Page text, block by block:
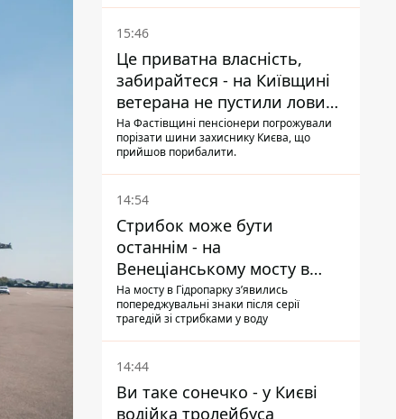
15:46
Це приватна власність,
забирайтеся - на Київщині
ветерана не пустили ловити
рибу в озері
На Фастівщині пенсіонери погрожували
порізати шини захиснику Києва, що
прийшов порибалити.
14:54
Стрибок може бути
останнім - на
Венеціанському мосту в
Гідропарку встановили
таблички для відчайдухів
На мосту в Гідропарку зʼявились
попереджувальні знаки після серії
трагедій зі стрибками у воду
14:44
Ви таке сонечко - у Києві
водійка тролейбуса